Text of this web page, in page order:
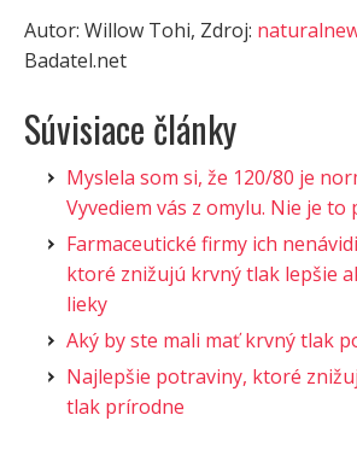
Autor: Willow Tohi, Zdroj:
Badatel.net
Súvisiace články
Myslela som si, že 120/80 je
Vyvediem vás z omylu. Nie je to
Farmaceutické firmy ich
ktoré znižujú krvný tlak lepšie
lieky
Aký by ste mali mať krvný tlak
Najlepšie potraviny, ktoré
tlak prírodne